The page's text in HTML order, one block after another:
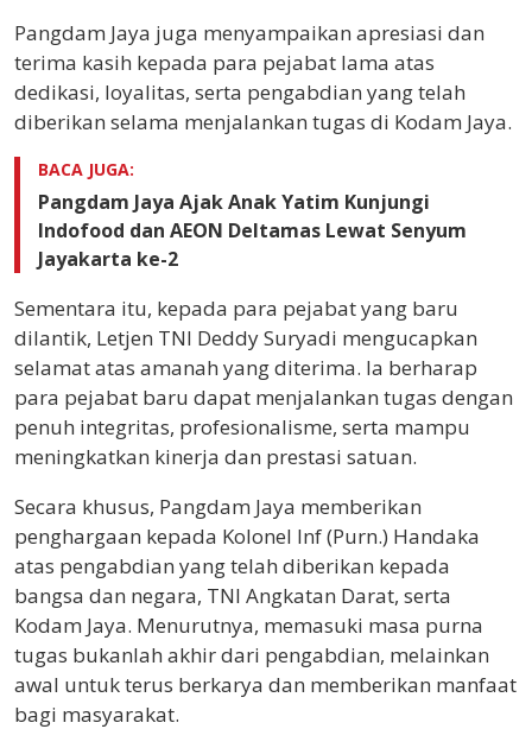
Pangdam Jaya juga menyampaikan apresiasi dan
terima kasih kepada para pejabat lama atas
dedikasi, loyalitas, serta pengabdian yang telah
diberikan selama menjalankan tugas di Kodam Jaya.
BACA JUGA:
Pangdam Jaya Ajak Anak Yatim Kunjungi
Indofood dan AEON Deltamas Lewat Senyum
Jayakarta ke-2
Sementara itu, kepada para pejabat yang baru
dilantik, Letjen TNI Deddy Suryadi mengucapkan
selamat atas amanah yang diterima. Ia berharap
para pejabat baru dapat menjalankan tugas dengan
penuh integritas, profesionalisme, serta mampu
meningkatkan kinerja dan prestasi satuan.
Secara khusus, Pangdam Jaya memberikan
penghargaan kepada Kolonel Inf (Purn.) Handaka
atas pengabdian yang telah diberikan kepada
bangsa dan negara, TNI Angkatan Darat, serta
Kodam Jaya. Menurutnya, memasuki masa purna
tugas bukanlah akhir dari pengabdian, melainkan
awal untuk terus berkarya dan memberikan manfaat
bagi masyarakat.